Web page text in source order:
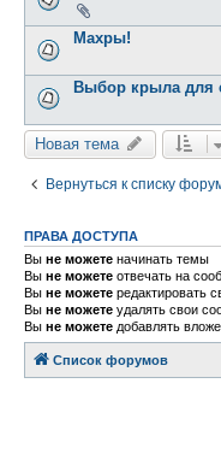
Махры!
Выбор крыла для
Новая тема
Вернуться к списку
ПРАВА ДОСТУПА
Вы не можете начинать темы
Вы не можете отвечать на
Вы не можете редактировать
Вы не можете удалять свои
Вы не можете добавлять
Список форумов